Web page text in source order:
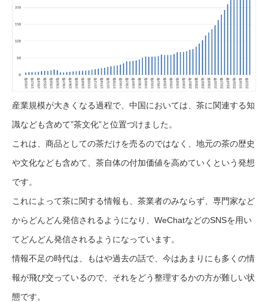
産業規模が大きくなる過程で、中国においては、茶に関連する知
識なども含めて”茶文化”と位置づけました。
これは、商品としての茶だけを売るのではなく、地元の茶の歴史
や文化なども含めて、茶自体の付加価値を高めていくという発想
です。
これによって茶に関する情報も、茶業者のみならず、専門家など
からどんどん発信されるようになり、WeChatなどのSNSを用い
てどんどん発信されるようになっています。
情報不足の時代は、もはや過去の話で、今はあまりにも多くの情
報が飛び交っているので、それをどう整理するかの方が難しい状
態です。